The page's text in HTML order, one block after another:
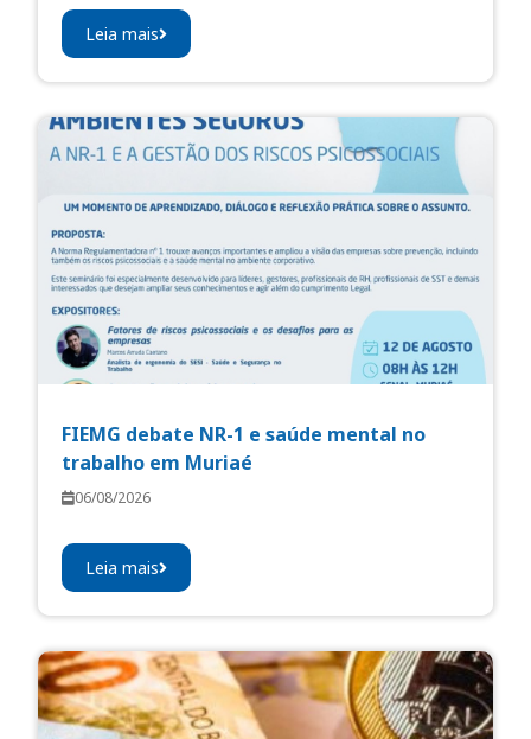
Leia mais
FIEMG debate NR-1 e saúde mental no
trabalho em Muriaé
06/08/2026
Leia mais